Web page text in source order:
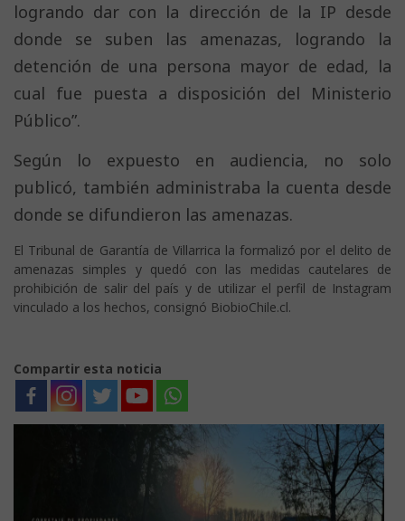
logrando dar con la dirección de la IP desde
donde se suben las amenazas, logrando la
detención de una persona mayor de edad, la
cual fue puesta a disposición del Ministerio
Público”.
Según lo expuesto en audiencia, no solo
publicó, también administraba la cuenta desde
donde se difundieron las amenazas.
El Tribunal de Garantía de Villarrica la formalizó por el delito de
amenazas simples y quedó con las medidas cautelares de
prohibición de salir del país y de utilizar el perfil de Instagram
vinculado a los hechos, consignó BiobioChile.cl.
Compartir esta noticia